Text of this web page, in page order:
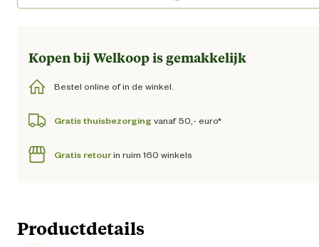
Kopen bij Welkoop is gemakkelijk
Bestel online of in de winkel.
Gratis thuisbezorging vanaf 50,- euro*
Gratis retourin ruim 160 winkels
Productdetails